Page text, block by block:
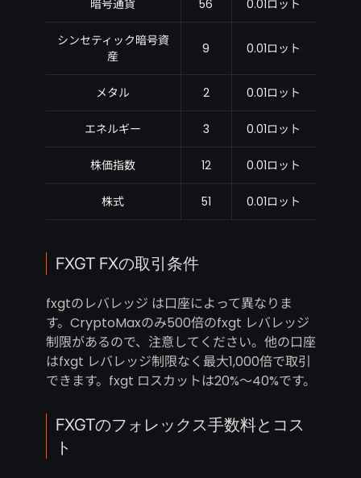
暗号通貨 56 0.01ロット
シンセティック暗号資
産
9 0.01ロット
メタル 2 0.01ロット
エネルギー 3 0.01ロット
株価指数 12 0.01ロット
株式 51 0.01ロット
FXGT FXの取引条件
fxgtのレバレッジ は口座によって異なりま
す。CryptoMaxのみ500倍のfxgt レバレッジ
制限があるので、注意してください。他の口座
はfxgt レバレッジ制限なく最大1,000倍で取引
できます。fxgt ロスカットは20%～40%です。
FXGTのフォレックス手数料とコス
ト